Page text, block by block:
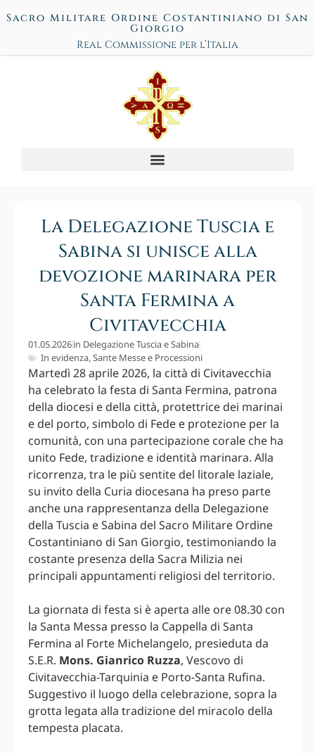
Sacro Militare Ordine Costantiniano di San
Giorgio
Real Commissione per l’Italia
La Delegazione Tuscia e
Sabina si unisce alla
devozione marinara per
Santa Fermina a
Civitavecchia
01.05.2026in Delegazione Tuscia e Sabina
In evidenza,Sante Messe e Processioni
Martedì 28 aprile 2026, la città di Civitavecchia
ha celebrato la festa di Santa Fermina, patrona
della diocesi e della città, protettrice dei marinai
e del porto, simbolo di Fede e protezione per la
comunità, con una partecipazione corale che ha
unito Fede, tradizione e identità marinara. Alla
ricorrenza, tra le più sentite del litorale laziale,
su invito della Curia diocesana ha preso parte
anche una rappresentanza della Delegazione
della Tuscia e Sabina del Sacro Militare Ordine
Costantiniano di San Giorgio, testimoniando la
costante presenza della Sacra Milizia nei
principali appuntamenti religiosi del territorio.
La giornata di festa si è aperta alle ore 08.30 con
la Santa Messa presso la Cappella di Santa
Fermina al Forte Michelangelo, presieduta da
S.E.R. Mons. Gianrico Ruzza, Vescovo di
Civitavecchia-Tarquinia e Porto-Santa Rufina.
Suggestivo il luogo della celebrazione, sopra la
grotta legata alla tradizione del miracolo della
tempesta placata.